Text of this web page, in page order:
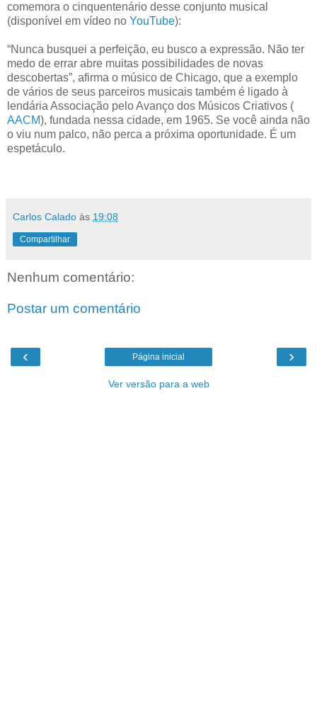
comemora o cinquentenário desse conjunto musical
(disponível em vídeo no YouTube):
“Nunca busquei a perfeição, eu busco a expressão. Não ter
medo de errar abre muitas possibilidades de novas
descobertas”, afirma o músico de Chicago, que a exemplo
de vários de seus parceiros musicais também é ligado à
lendária Associação pelo Avanço dos Músicos Criativos (
AACM), fundada nessa cidade, em 1965. Se você ainda não
o viu num palco, não perca a próxima oportunidade. É um
espetáculo.
Carlos Calado às 19:08
Compartilhar
Nenhum comentário:
Postar um comentário
‹ ›
Página inicial
Ver versão para a web